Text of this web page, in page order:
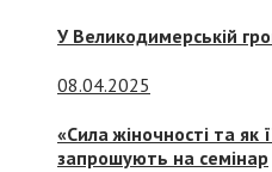
У Великодимерській
08.04.2025
«Сила жіночності та як
запрошують на семінар